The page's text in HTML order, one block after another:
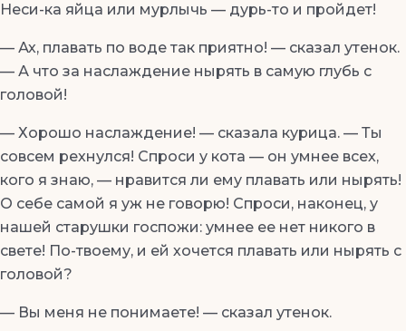
Неси-ка яйца или мурлычь — дурь-то и пройдет!
— Ах, плавать по воде так приятно! — сказал утенок.
— А что за наслаждение нырять в самую глубь с
головой!
— Хорошо наслаждение! — сказала курица. — Ты
совсем рехнулся! Спроси у кота — он умнее всех,
кого я знаю, — нравится ли ему плавать или нырять!
О себе самой я уж не говорю! Спроси, наконец, у
нашей старушки госпожи: умнее ее нет никого в
свете! По-твоему, и ей хочется плавать или нырять с
головой?
— Вы меня не понимаете! — сказал утенок.